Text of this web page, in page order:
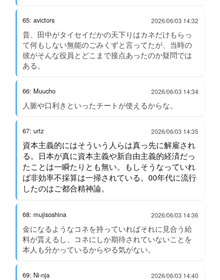
65: avictors 2026/06/03 14:32
昔、田中がタイセイだかの天下りはカネだけもらっ
て何もしない無能のごみくずと言ってたが、当時の
彼がそんな役員とどこまで接点あったのか疑問では
ある。
66: Muucho 2026/06/03 14:34
人脈や口利きといったチートが使えるからな。
67: urtz 2026/06/03 14:35
資本主義的にはそういう人らは真っ先に解雇され
る。日本が真に資本主義や新自由主義的経済だっ
たことは一瞬たりとも無い。もしそうなっていれ
ば非効率不採算は一掃されている。00年代に流行
したのはご都合精神論。
68: mujisoshina 2026/06/03 14:36
金になるようなコネを持っていればそれに見合う給
料が貰えるし、コネにしか期待されていないことを
本人も分かっているからやる気がない。
69: Ni-nja 2026/06/03 14:40